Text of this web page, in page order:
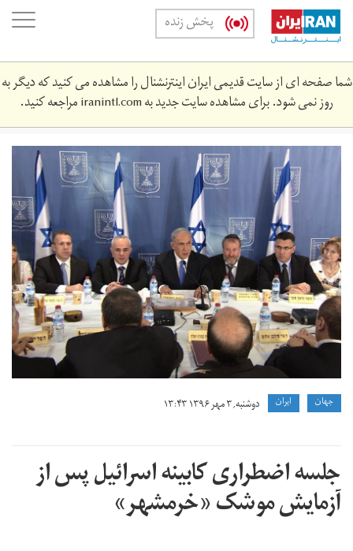
Skip
main
content
پخش زنده
شما صفحه ای از سایت قدیمی ایران اینترنشنال را مشاهده می کنید که دیگر به
روز نمی شود. برای مشاهده سایت جدید بهiranintl.comمراجعه کنید.
cabinet.jpg
جهان ايران دوشنبه, ۳ مهر ۱۳۹۶ ۱۳:۴۳
جلسه اضطراری کابینه اسرائیل پس از
آزمایش موشک «خرمشهر»